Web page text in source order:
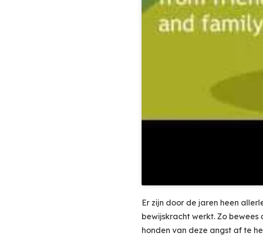
Er zijn door de jaren heen
bewijskracht werkt. Zo
honden van deze angst af te